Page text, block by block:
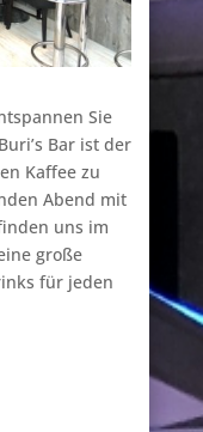
Sie
Bar ist der
Kaffee zu
Abend mit
uns im
große
für jeden